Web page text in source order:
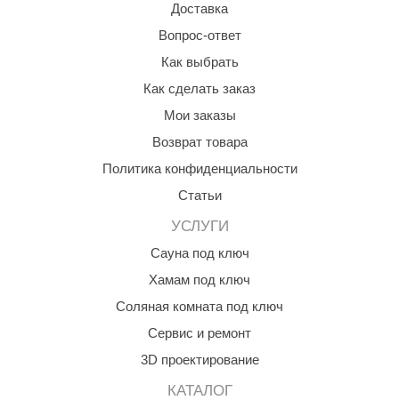
Доставка
Вопрос-ответ
Как выбрать
Как сделать заказ
Мои заказы
Возврат товара
Политика конфиденциальности
Статьи
УСЛУГИ
Сауна под ключ
Хамам под ключ
Соляная комната под ключ
Сервис и ремонт
3D проектирование
КАТАЛОГ